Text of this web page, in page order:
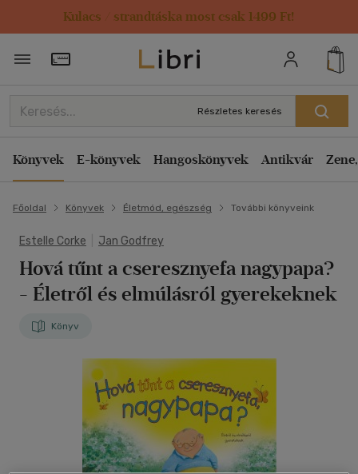
Kulacs / strandtáska most csak 1499 Ft!
Törzsvásárlói Kártya adatai
Részletes keresés
Könyvek E-könyvek Hangoskönyvek Antikvár
Főoldal Könyvek Életmód, egészség További könyveink
Estelle Corke Jan Godfrey
Hová tűnt a cseresznyefa nagypapa?
- Életről és elmúlásról gyerekeknek
Könyv